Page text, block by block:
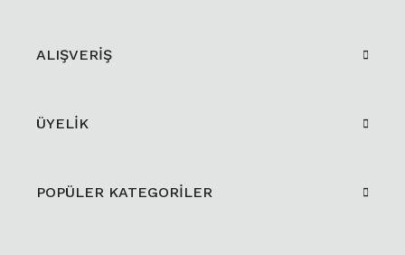
ALIŞVERİŞ
ÜYELİK
POPÜLER KATEGORİLER